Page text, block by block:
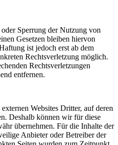
Sperrung der Nutzung von
Gesetzen bleiben hiervon
ist jedoch erst ab dem
Rechtsverletzung möglich.
Rechtsverletzungen
entfernen.
Websites Dritter, auf deren
Deshalb können wir für diese
übernehmen. Für die Inhalte der
Anbieter oder Betreiber der